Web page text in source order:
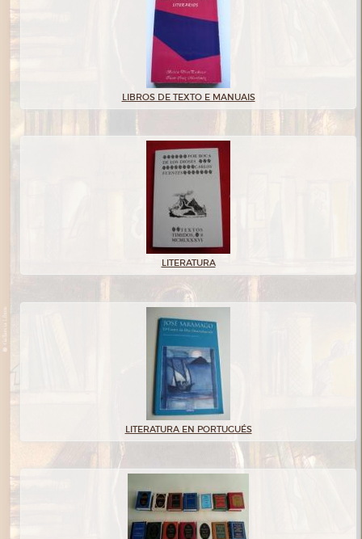
LIBROS DE TEXTO E MANUAIS
LITERATURA
LITERATURA EN PORTUGUÉS